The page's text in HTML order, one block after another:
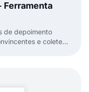
Ferramenta
de depoimento
e colete